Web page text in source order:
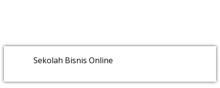
Sekolah Bisnis Online